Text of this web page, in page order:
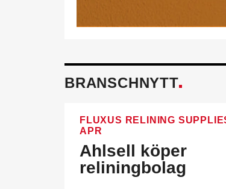
BRANSCHNYTT
FLUXUS RELINING
APR
Ahlsell köper
reliningbolag